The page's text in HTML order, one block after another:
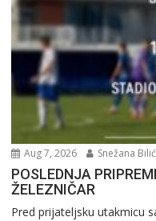
Aug 7, 2026 Snežana Bilić
POSLEDNJA
ŽELEZNIČAR
Pred prijateljsku utakmicu